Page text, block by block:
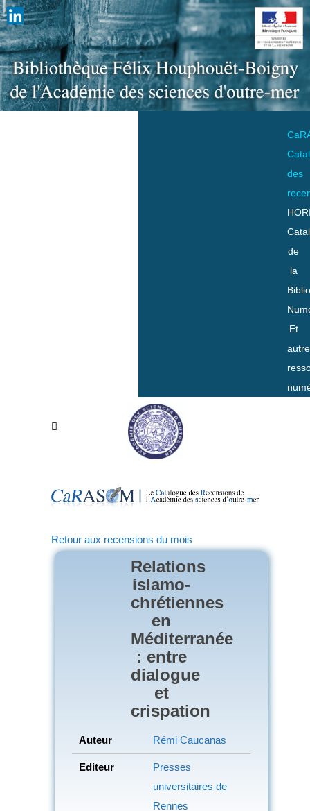
des
de
la
Et
Retour aux recensions du mois
Relations
islamo-
chrétiennes
en
Méditerranée
: entre
dialogue
et
crispation
Auteur Rémi Caucanas
Editeur
Presses
universitaires de
Rennes